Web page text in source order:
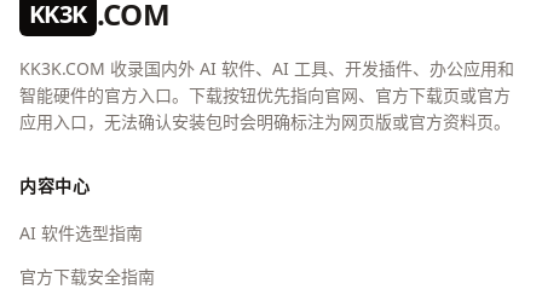
KK3K .COM
KK3K.COM 收录国内外 AI 软件、AI 工具、开发插件、办公应用和
智能硬件的官方入口。下载按钮优先指向官网、官方下载页或官方
应用入口，无法确认安装包时会明确标注为网页版或官方资料页。
内容中心
AI 软件选型指南
官方下载安全指南